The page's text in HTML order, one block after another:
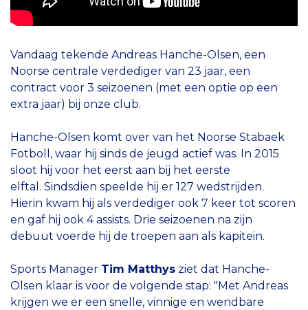
Vandaag tekende Andreas Hanche-Olsen, een
Noorse centrale verdediger van 23 jaar, een
contract voor 3 seizoenen (met een optie op een
extra jaar) bij onze club.
Hanche-Olsen komt over van het Noorse Stabaek
Fotboll, waar hij sinds de jeugd actief was. In 2015
sloot hij voor het eerst aan bij het eerste
elftal. Sindsdien speelde hij er 127 wedstrijden.
Hierin kwam hij als verdediger ook 7 keer tot scoren
en gaf hij ook 4 assists. Drie seizoenen na zijn
debuut voerde hij de troepen aan als kapitein.
Sports Manager Tim Matthys ziet dat Hanche-
Olsen klaar is voor de volgende stap: "Met Andreas
krijgen we er een snelle, vinnige en wendbare